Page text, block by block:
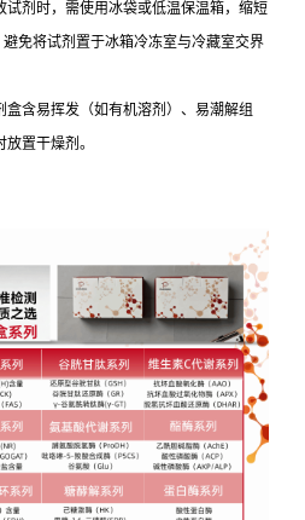
剂时，需使用冰袋或低温保温箱，缩短
免将试剂置于冰箱冷冻室与冷藏室交界
含易挥发（如有机溶剂）、易潮解组
置干燥剂。